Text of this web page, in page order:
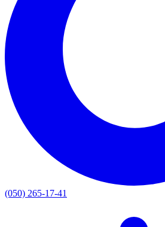
(050) 265-17-41